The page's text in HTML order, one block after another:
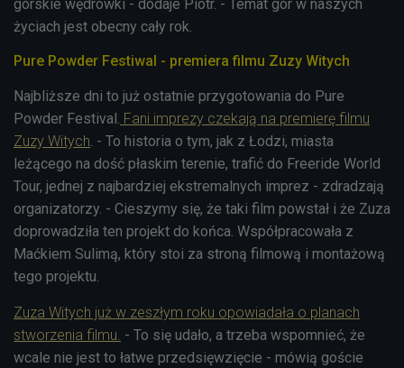
górskie wędrówki - dodaje Piotr. - Temat gór w naszych
życiach jest obecny cały rok.
Pure Powder Festiwal - premiera filmu Zuzy Witych
Najbliższe dni to już ostatnie przygotowania do Pure
Powder Festival. Fani imprezy czekają na premierę filmu
Zuzy Witych. - To historia o tym, jak z Łodzi, miasta
leżącego na dość płaskim terenie, trafić do Freeride World
Tour, jednej z najbardziej ekstremalnych imprez - zdradzają
organizatorzy. - Cieszymy się, że taki film powstał i że Zuza
doprowadziła ten projekt do końca. Współpracowała z
Maćkiem Sulimą, który stoi za stroną filmową i montażową
tego projektu.
Zuza Witych już w zeszłym roku opowiadała o planach
stworzenia filmu. - To się udało, a trzeba wspomnieć, że
wcale nie jest to łatwe przedsięwzięcie - mówią goście